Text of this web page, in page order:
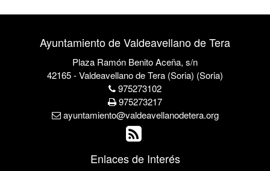
Ayuntamiento de Valdeavellano de Tera
Plaza Ramón Benito Aceña, s/n
42165 - Valdeavellano de Tera (Soria) (Soria)
975273102
975273217
ayuntamiento@valdeavellanodetera.org
Enlaces de Interés